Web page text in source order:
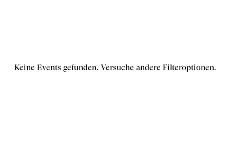
Keine Events gefunden. Versuche andere Filteroptionen.